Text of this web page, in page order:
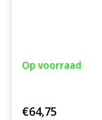
Op voorraad
€64,75